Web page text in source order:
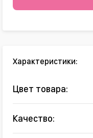
Характеристики:
Цвет товара:
Качество: